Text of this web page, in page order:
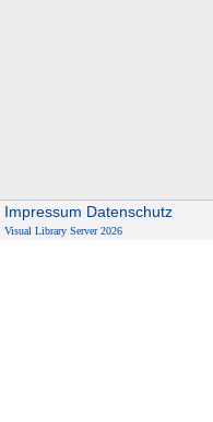
Impressum Datenschutz
Visual Library Server 2026